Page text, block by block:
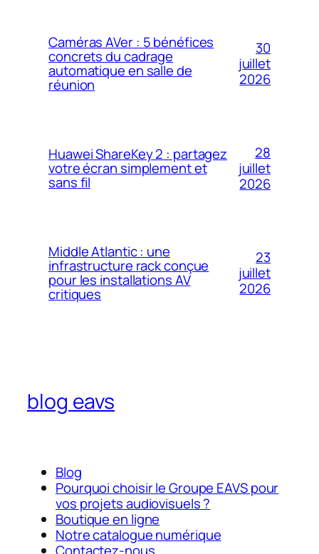
Caméras AVer : 5 bénéfices
concrets du cadrage
automatique en salle de
réunion
30
juillet
2026
Huawei ShareKey 2 : partagez
votre écran simplement et
sans fil
28
juillet
2026
Middle Atlantic : une
infrastructure rack conçue
pour les installations AV
critiques
23
juillet
2026
blog eavs
Blog
Pourquoi choisir le Groupe EAVS pour
vos projets audiovisuels ?
Boutique en ligne
Notre catalogue numérique